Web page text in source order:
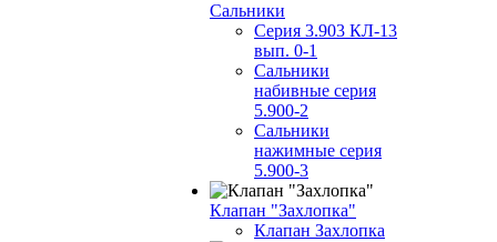
Сальники
Серия 3.903 КЛ-13
вып. 0-1
Сальники
набивные серия
5.900-2
Сальники
нажимные серия
5.900-3
Клапан "Захлопка"
Клапан Захлопка